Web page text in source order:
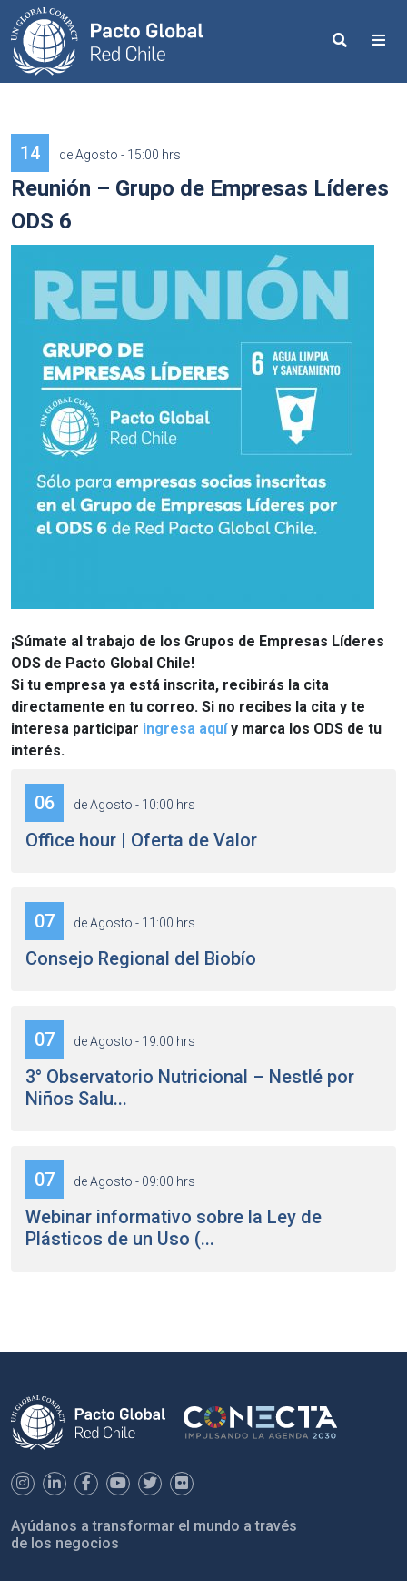
Search
14 de Agosto - 15:00 hrs
Reunión – Grupo de Empresas Líderes
ODS 6
¡Súmate al trabajo de los Grupos de Empresas Líderes
ODS de Pacto Global Chile!
Si tu empresa ya está inscrita, recibirás la cita
directamente en tu correo. Si no recibes la cita y te
interesa participar ingresa aquí y marca los ODS de tu
interés.
06 de Agosto - 10:00 hrs
Office hour | Oferta de Valor
07 de Agosto - 11:00 hrs
Consejo Regional del Biobío
07 de Agosto - 19:00 hrs
3° Observatorio Nutricional – Nestlé por
Niños Salu...
07 de Agosto - 09:00 hrs
Webinar informativo sobre la Ley de
Plásticos de un Uso (...
Ayúdanos a transformar el mundo a través
de los negocios